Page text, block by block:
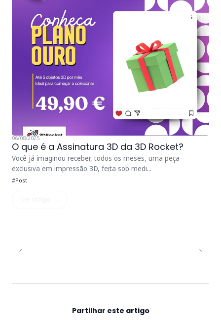
06/08/2025
O que é a Assinatura 3D da 3D Rocket?
Você já imaginou receber, todos os meses, uma peça
exclusiva em impressão 3D, feita sob medi...
#Post
Partilhar este artigo